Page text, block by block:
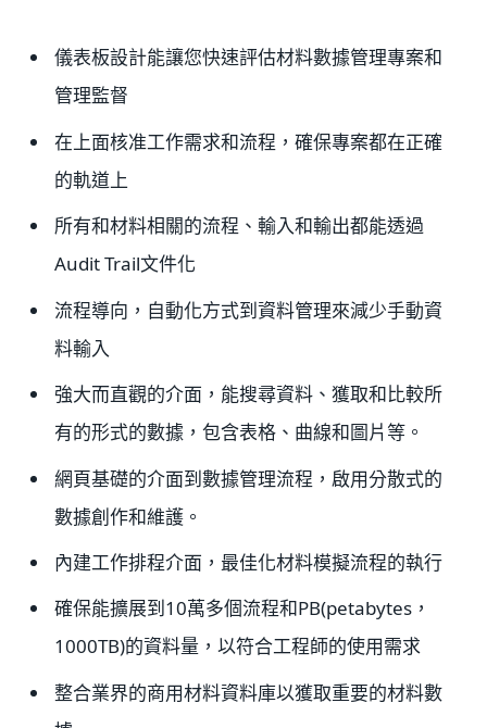
儀表板設計能讓您快速評估材料數據管理專案和
管理監督
在上面核准工作需求和流程，確保專案都在正確
的軌道上
所有和材料相關的流程、輸入和輸出都能透過
Audit Trail文件化
流程導向，自動化方式到資料管理來減少手動資
料輸入
強大而直觀的介面，能搜尋資料、獲取和比較所
有的形式的數據，包含表格、曲線和圖片等。
網頁基礎的介面到數據管理流程，啟用分散式的
數據創作和維護。
內建工作排程介面，最佳化材料模擬流程的執行
確保能擴展到10萬多個流程和PB(petabytes，
1000TB)的資料量，以符合工程師的使用需求
整合業界的商用材料資料庫以獲取重要的材料數